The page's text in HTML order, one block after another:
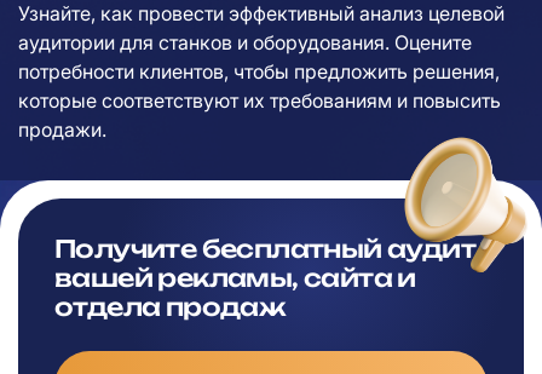
Узнайте, как провести эффективный анализ целевой
аудитории для станков и оборудования. Оцените
потребности клиентов, чтобы предложить решения,
которые соответствуют их требованиям и повысить
продажи.
Получите бесплатный аудит
вашей рекламы, сайта и
отдела продаж